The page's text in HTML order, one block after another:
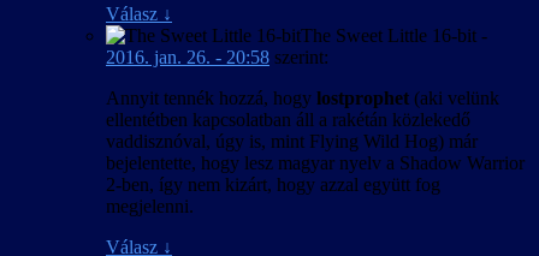
Válasz ↓
The Sweet Little 16-bit -
2016. jan. 26. - 20:58 szerint:
Annyit tennék hozzá, hogy lostprophet (aki velünk
ellentétben kapcsolatban áll a rakétán közlekedő
vaddisznóval, úgy is, mint Flying Wild Hog) már
bejelentette, hogy lesz magyar nyelv a Shadow Warrior
2-ben, így nem kizárt, hogy azzal együtt fog
megjelenni.
Válasz ↓